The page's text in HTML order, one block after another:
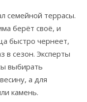
семейной террасы.
берёт своё, и
быстро чернеет,
в сезон. Эксперты
выбирать
а для
камень.